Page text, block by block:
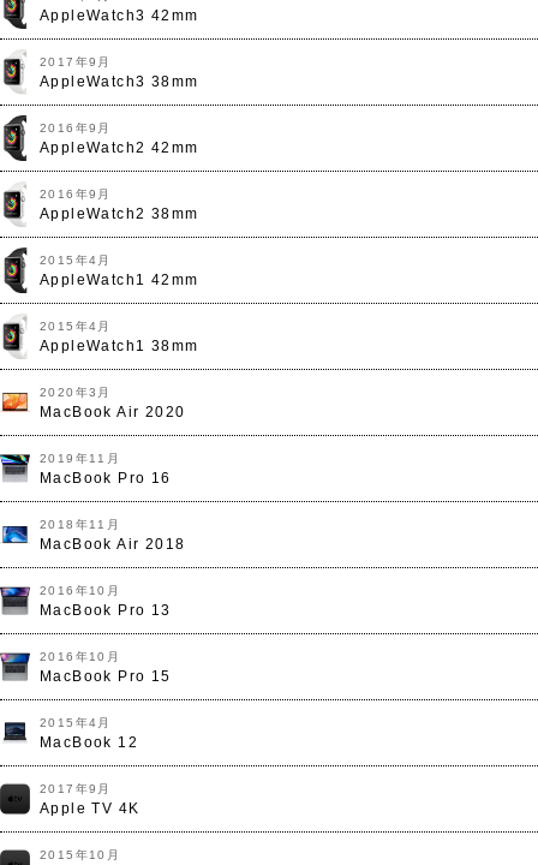
AppleWatch3 42mm
2017年9月
AppleWatch3 38mm
2016年9月
AppleWatch2 42mm
2016年9月
AppleWatch2 38mm
2015年4月
AppleWatch1 42mm
2015年4月
AppleWatch1 38mm
2020年3月
MacBook Air 2020
2019年11月
MacBook Pro 16
2018年11月
MacBook Air 2018
2016年10月
MacBook Pro 13
2016年10月
MacBook Pro 15
2015年4月
MacBook 12
2017年9月
Apple TV 4K
2015年10月